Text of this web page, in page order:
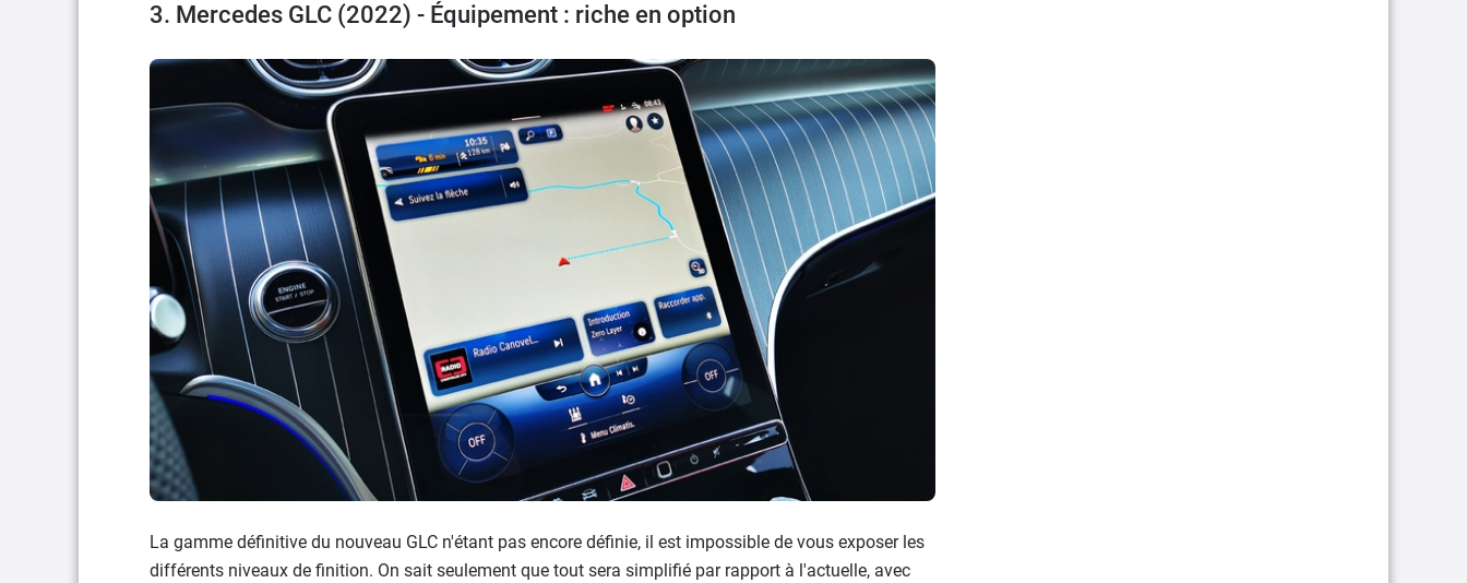
3. Mercedes GLC (2022) - Équipement : riche en option
La gamme définitive du nouveau GLC n'étant pas encore définie, il est impossible de vous exposer les
différents niveaux de finition. On sait seulement que tout sera simplifié par rapport à l'actuelle, avec